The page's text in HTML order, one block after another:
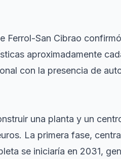
Ferrol-San Cibrao
aproximadamente
con la presencia de
una planta y un
La primera fase,
se iniciaría en 2031,